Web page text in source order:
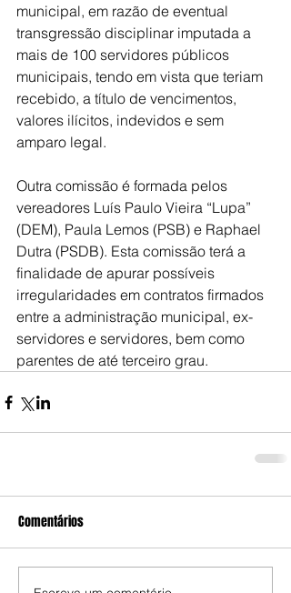
municipal, em razão de eventual
transgressão disciplinar imputada a
mais de 100 servidores públicos
municipais, tendo em vista que teriam
recebido, a título de vencimentos,
valores ilícitos, indevidos e sem
amparo legal.
Outra comissão é formada pelos
vereadores Luís Paulo Vieira “Lupa”
(DEM), Paula Lemos (PSB) e Raphael
Dutra (PSDB). Esta comissão terá a
finalidade de apurar possíveis
irregularidades em contratos firmados
entre a administração municipal, ex-
servidores e servidores, bem como
parentes de até terceiro grau.
Comentários